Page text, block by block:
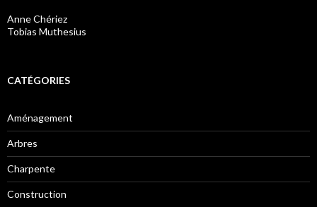
Anne Chériez
Tobias Muthesius
CATÉGORIES
Aménagement
Arbres
Charpente
Construction